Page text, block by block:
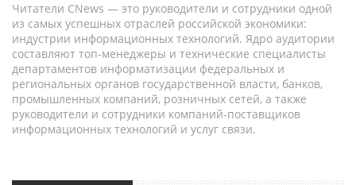
Читатели CNews — это руководители и сотрудники одной
из самых успешных отраслей российской экономики:
индустрии информационных технологий. Ядро аудитории
составляют топ-менеджеры и технические специалисты
департаментов информатизации федеральных и
региональных органов государственной власти, банков,
промышленных компаний, розничных сетей, а также
руководители и сотрудники компаний-поставщиков
информационных технологий и услуг связи.